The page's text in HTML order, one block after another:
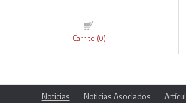
Carrito (0)
Noticias Noticias Asociados